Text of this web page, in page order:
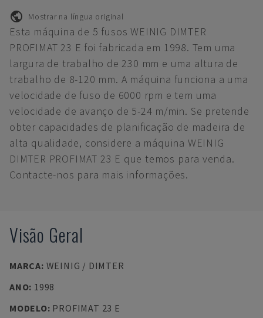
Mostrar na língua original
Esta máquina de 5 fusos WEINIG DIMTER
PROFIMAT 23 E foi fabricada em 1998. Tem uma
largura de trabalho de 230 mm e uma altura de
trabalho de 8-120 mm. A máquina funciona a uma
velocidade de fuso de 6000 rpm e tem uma
velocidade de avanço de 5-24 m/min. Se pretende
obter capacidades de planificação de madeira de
alta qualidade, considere a máquina WEINIG
DIMTER PROFIMAT 23 E que temos para venda.
Contacte-nos para mais informações.
Visão Geral
MARCA: WEINIG / DIMTER
ANO: 1998
MODELO: PROFIMAT 23 E